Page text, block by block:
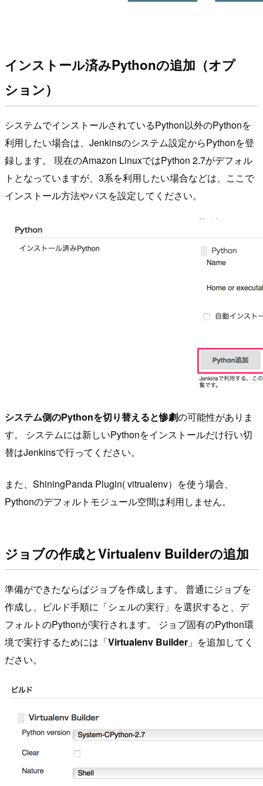
インストール済みPythonの追加（オプ
ション）
システムでインストールされているPython以外のPythonを
利用したい場合は、Jenkinsのシステム設定からPythonを登
録します。 現在のAmazon LinuxではPython 2.7がデフォル
トとなっていますが、3系を利用したい場合などは、ここで
インストール方法やパスを設定してください。
システム側のPythonを切り替えると惨劇の可能性がありま
す。 システムには新しいPythonをインストールだけ行い切
替はJenkinsで行ってください。
また、ShiningPanda Plugin( vitrualenv）を使う場合、
Pythonのデフォルトモジュール空間は利用しません。
ジョブの作成とVirtualenv Builderの追加
準備ができたならばジョブを作成します。 普通にジョブを
作成し、ビルド手順に「シェルの実行」を選択すると、デ
フォルトのPythonが実行されます。 ジョブ固有のPython環
境で実行するためには「Virtualenv Builder 」を追加してく
ださい。